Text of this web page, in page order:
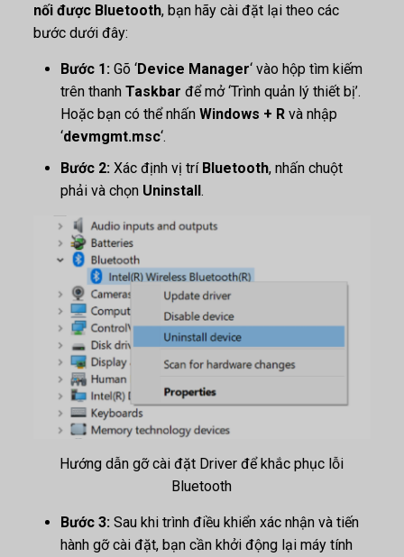
nối được Bluetooth, bạn hãy cài đặt lại theo các
bước dưới đây:
Bước 1: Gõ ‘Device Manager‘ vào hộp tìm kiếm
trên thanh Taskbar để mở ‘Trình quản lý thiết bị’.
Hoặc bạn có thể nhấn Windows + Rvà nhập
‘devmgmt.msc‘.
Bước 2: Xác định vị trí Bluetooth, nhấn chuột
phải và chọn Uninstall.
Hướng dẫn gỡ cài đặt Driver để khắc phục lỗi
Bluetooth
Bước 3: Sau khi trình điều khiển xác nhận và tiến
hành gỡ cài đặt, bạn cần khởi động lại máy tính